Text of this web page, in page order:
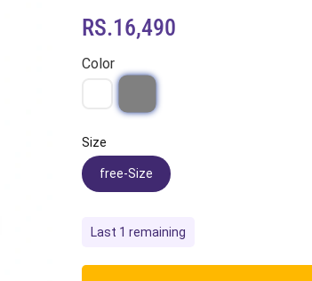
RS.16,490
Color
Size
free-Size
Last 1 remaining